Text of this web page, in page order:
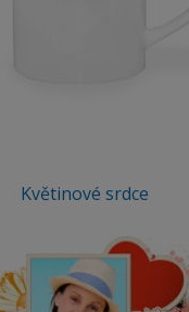
Květinové srdce